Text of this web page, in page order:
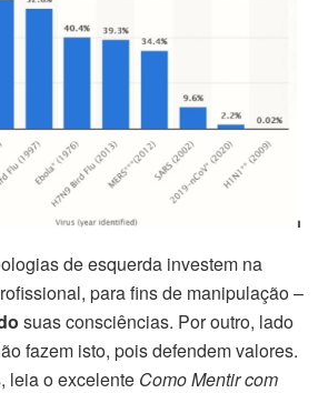
de esquerda investem na
para fins de manipulação –
suasconsciências. Por outro, lado
fazem isto, pois defendem valores.
leia o excelente Como Mentir com